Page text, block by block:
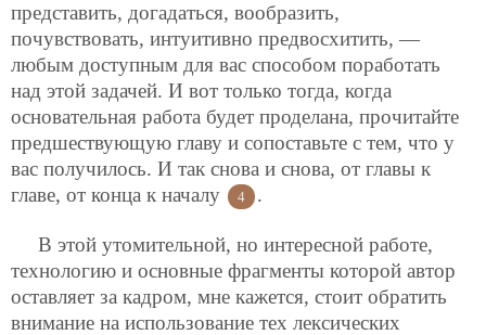
представить, догадаться, вообразить,
почувствовать, интуитивно предвосхитить, —
любым доступным для вас способом поработать
над этой задачей. И вот только тогда, когда
основательная работа будет проделана, прочитайте
предшествующую главу и сопоставьте с тем, что у
вас получилось. И так снова и снова, от главы к
главе, от конца к началу
4 .
В этой утомительной, но интересной работе,
технологию и основные фрагменты которой автор
оставляет за кадром, мне кажется, стоит обратить
внимание на использование тех лексических